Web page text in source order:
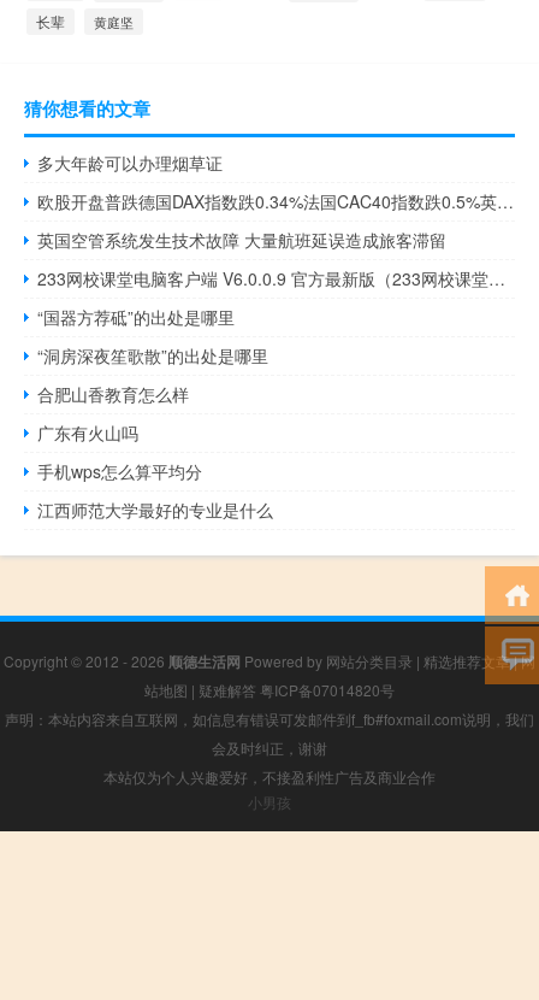
长辈 黄庭坚
猜你想看的文章
多大年龄可以办理烟草证
欧股开盘普跌德国DAX指数跌0.34%法国CAC40指数跌0.5%英国富时100指数跌0.27%欧洲斯托克50指数跌0.81%
英国空管系统发生技术故障 大量航班延误造成旅客滞留
233网校课堂电脑客户端 V6.0.0.9 官方最新版（233网校课堂电脑客户端 V6.0.0.9 官方最新版功能简介）
“国器方荐砥”的出处是哪里
“洞房深夜笙歌散”的出处是哪里
合肥山香教育怎么样
广东有火山吗
手机wps怎么算平均分
江西师范大学最好的专业是什么
Copyright © 2012 - 2026 顺德生活网 Powered by 网站分类目录 | 精选推荐文章|网
站地图 | 疑难解答 粤ICP备07014820号
声明：本站内容来自互联网，如信息有错误可发邮件到f_fb#foxmail.com说明，我们
会及时纠正，谢谢
本站仅为个人兴趣爱好，不接盈利性广告及商业合作
小男孩